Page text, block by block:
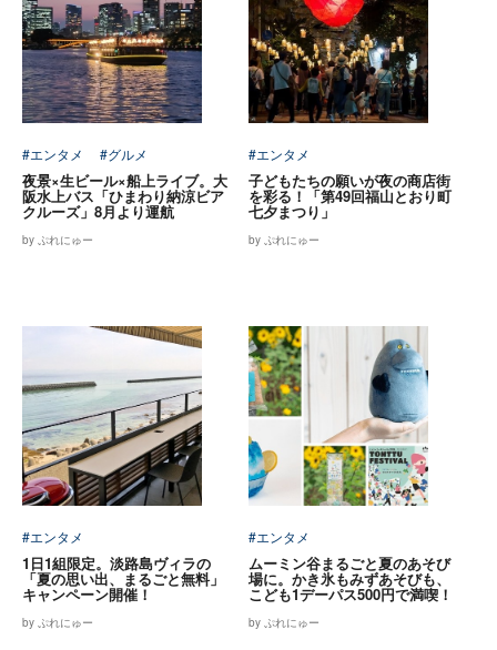
#エンタメ #グルメ
夜景×生ビール×船上ライブ。大
阪水上バス「ひまわり納涼ビア
クルーズ」8月より運航
by ぷれにゅー
#エンタメ
子どもたちの願いが夜の商店街
を彩る！「第49回福山とおり町
七夕まつり」
by ぷれにゅー
#エンタメ
1日1組限定。淡路島ヴィラの
「夏の思い出、まるごと無料」
キャンペーン開催！
by ぷれにゅー
#エンタメ
ムーミン谷まるごと夏のあそび
場に。かき氷もみずあそびも、
こども1デーパス500円で満喫！
by ぷれにゅー